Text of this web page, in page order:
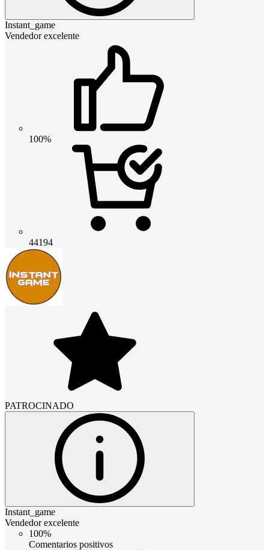
Instant_game
Vendedor excelente
100%
44194
PATROCINADO
Instant_game
Vendedor excelente
100%
Comentarios positivos